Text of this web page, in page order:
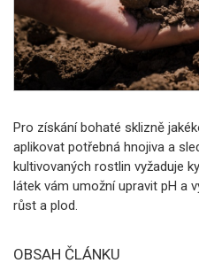
Pro získání bohaté sklizně
aplikovat potřebná hnojiva a
kultivovaných rostlin vyžaduje
látek vám umožní upravit pH a
růst a plod.
OBSAH ČLÁNKU